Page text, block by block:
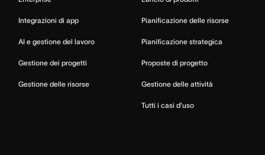
Integrazioni di app
AI e gestione del lavoro
Gestione dei progetti
Gestione delle risorse
Pianificazione delle risorse
Pianificazione strategica
Proposte di progetto
Gestione delle attività
Tutti i casi d’uso